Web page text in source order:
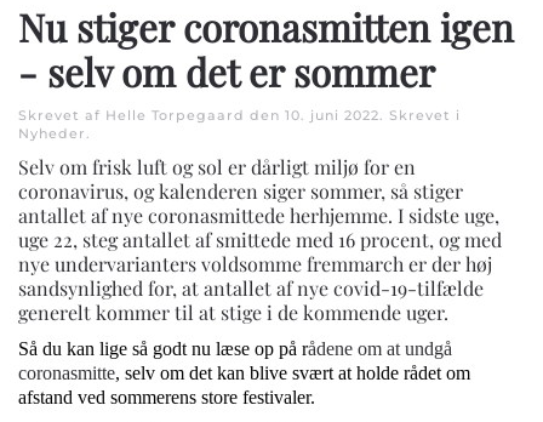
Nu stiger coronasmitten igen
- selv om det er sommer
Skrevet af Helle Torpegaard den 10. juni 2022. Skrevet i
Nyheder.
Selv om frisk luft og sol er dårligt miljø for en
coronavirus, og kalenderen siger sommer, så stiger
antallet af nye coronasmittede herhjemme. I sidste uge,
uge 22, steg antallet af smittede med 16 procent, og med
nye undervarianters voldsomme fremmarch er der høj
sandsynlighed for, at antallet af nye covid-19-tilfælde
generelt kommer til at stige i de kommende uger.
Så du kan lige så godt nu læse op på rådene om at undgå
coronasmitte, selv om det kan blive svært at holde rådet om
afstand ved sommerens store festivaler.